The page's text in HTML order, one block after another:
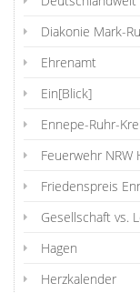
Diakonie Mark-
Ehrenamt
Ein[Blick]
Ennepe-Ruhr-
Feuerwehr NRW
Friedenspreis
Gesellschaft vs.
Hagen
Herzkalender